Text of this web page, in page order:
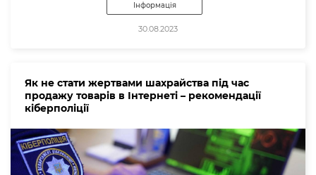
Інформація
30.08.2023
Як не стати жертвами шахрайства під час
продажу товарів в Інтернеті – рекомендації
кіберполіції